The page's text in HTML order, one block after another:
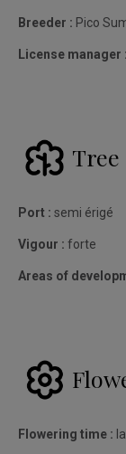
Breeder : Pico
License manager :
Tree
Port : semi érigé
Vigour : forte
Areas of
Flowering time :